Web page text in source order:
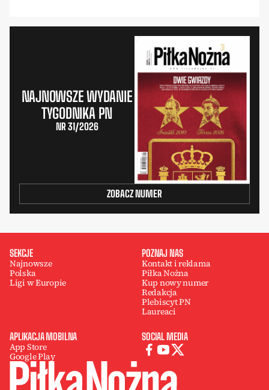
NAJNOWSZE WYDANIE
TYGODNIKA PN
NR 31/2026
ZOBACZ NUMER
SEKCJE
Najnowsze
Polska
Ligi w Europie
POZNAJ NAS
Kontakt i reklama
Piłka Nożna
Kup nowy numer
Redakcja
Plebiscyt PN
Laureaci
APLIKACJA MOBILNA
App Store
Google Play
SOCIAL MEDIA